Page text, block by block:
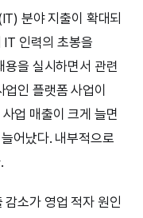
분야 지출이 확대되
IT 인력의 초봉을
을 실시하면서 관련
업인 플랫폼 사업이
업 매출이 크게 늘면
어났다. 내부적으로
소가 영업 적자 원인